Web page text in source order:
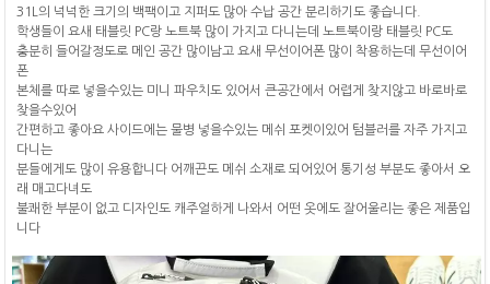
31L의 넉넉한 크기의 백팩이고 지퍼도 많아 수납 공간 분리하기도 좋습니다.
학생들이 요새 태블릿 PC랑 노트북 많이 가지고 다니는데 노트북이랑 태블릿 PC도
충분히 들어갈정도로 메인 공간 많이남고 요새 무선이어폰 많이 착용하는데 무선이어
폰
본체를 따로 넣을수있는 미니 파우치도 있어서 큰공간에서 어렵게 찾지않고 바로바로
찾을수있어
간편하고 좋아요 사이드에는 물병 넣을수있는 메쉬 포켓이있어 텀블러를 자주 가지고
다니는
분들에게도 많이 유용합니다 어깨끈도 메쉬 소재로 되어있어 통기성 부분도 좋아서 오
래 매고다녀도
불쾌한 부분이 없고 디자인도 캐주얼하게 나와서 어떤 옷에도 잘어울리는 좋은 제품입
니다